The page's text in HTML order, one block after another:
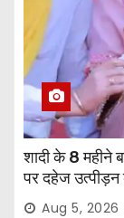
शादी के 8 महीने
पर दहेज
Aug 5, 2026